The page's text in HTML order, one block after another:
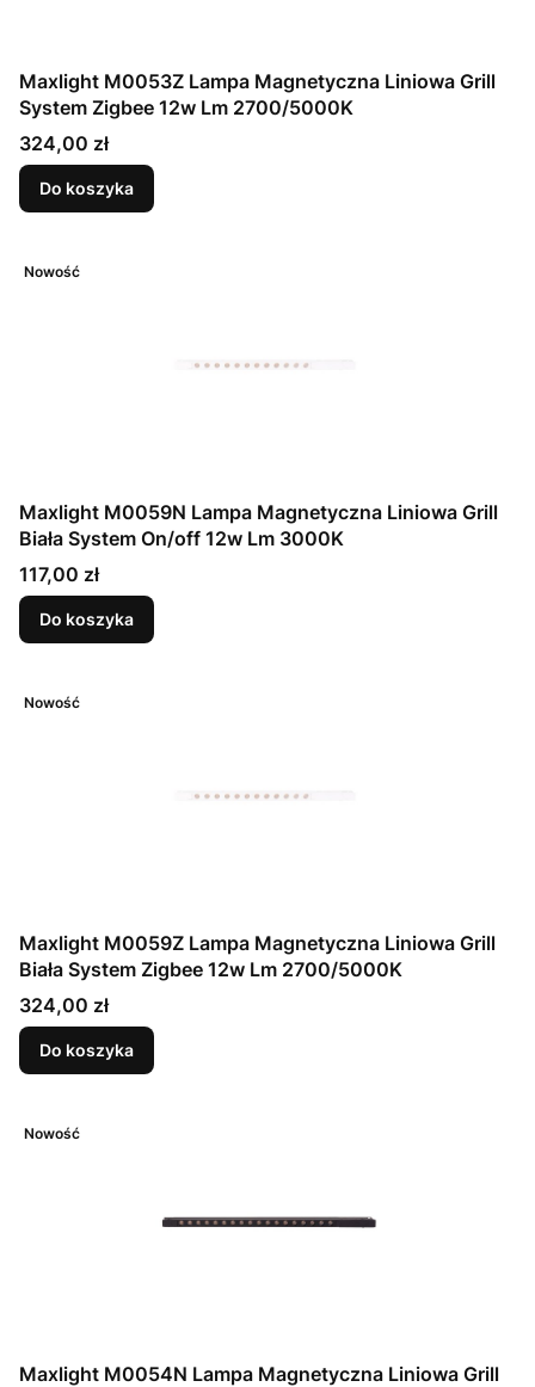
Maxlight M0053Z Lampa Magnetyczna Liniowa Grill
System Zigbee 12w Lm 2700/5000K
Cena
324,00 zł
Do koszyka
Nowość
Maxlight M0059N Lampa Magnetyczna Liniowa Grill
Biała System On/off 12w Lm 3000K
Cena
117,00 zł
Do koszyka
Nowość
Maxlight M0059Z Lampa Magnetyczna Liniowa Grill
Biała System Zigbee 12w Lm 2700/5000K
Cena
324,00 zł
Do koszyka
Nowość
Maxlight M0054N Lampa Magnetyczna Liniowa Grill